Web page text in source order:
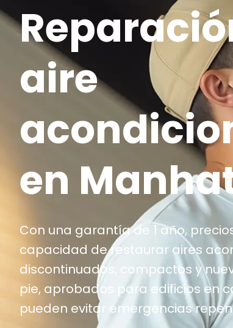
aire
en
Con una garantía de 1 año,
capacidad de restaurar aires
discontinuados, compactos y
pie, aprobados para edificios en
pueden evitar emergencias